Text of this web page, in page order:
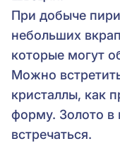
При добыче
небольших
которые могут
Можно
кристаллы, как
форму. Золото в
встречаться.